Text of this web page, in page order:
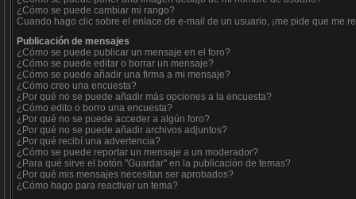
¿Cómo se puede cambiar mi rango?
Cuando hago clic sobre el enlace de e-mail de un usuario, ¡me pide que me
Publicación de mensajes
¿Cómo se puede publicar un mensaje en el foro?
¿Cómo se puede editar o borrar un mensaje?
¿Cómo se puede añadir una firma a mi mensaje?
¿Cómo creo una encuesta?
¿Por qué no se puede añadir más opciones a la encuesta?
¿Cómo edito o borro una encuesta?
¿Por qué no se puede acceder a algún foro?
¿Por qué no se puede añadir archivos adjuntos?
¿Por qué recibí una advertencia?
¿Cómo se puede reportar un mensaje a un moderador?
¿Para qué sirve el botón "Guardar" en la publicación de temas?
¿Por qué mis mensajes necesitan ser aprobados?
¿Cómo hago para reactivar un tema?